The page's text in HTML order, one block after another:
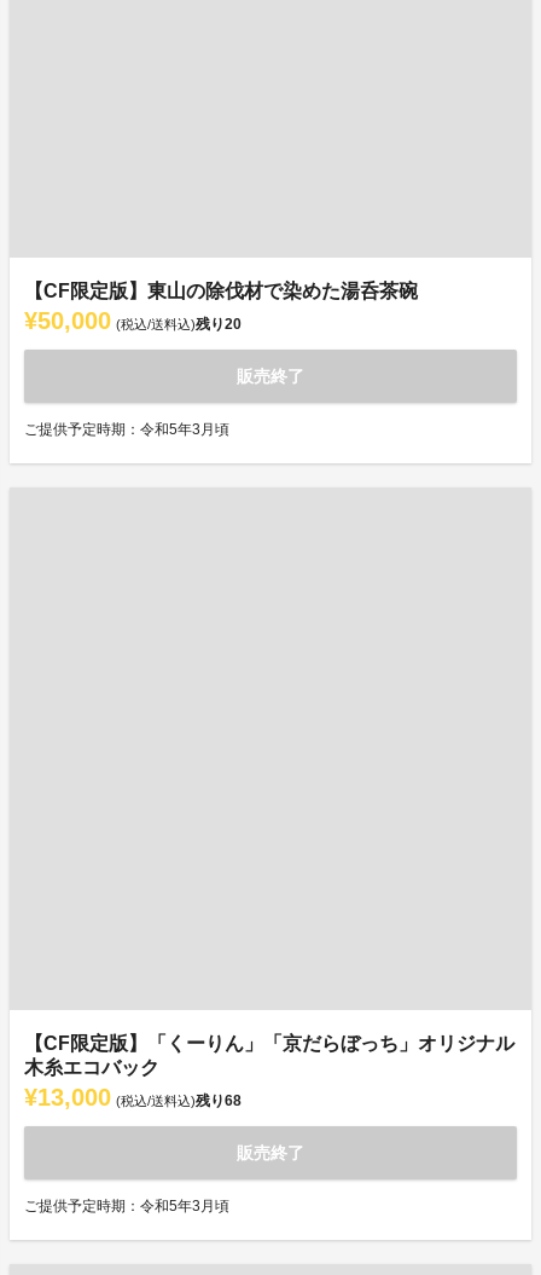
【CF限定版】東山の除伐材で染めた湯呑茶碗
¥50,000 (税込/送料込)残り20
販売終了
ご提供予定時期：令和5年3月頃
【CF限定版】「くーりん」「京だらぼっち」オリジナル
木糸エコバック
¥13,000 (税込/送料込)残り68
販売終了
ご提供予定時期：令和5年3月頃